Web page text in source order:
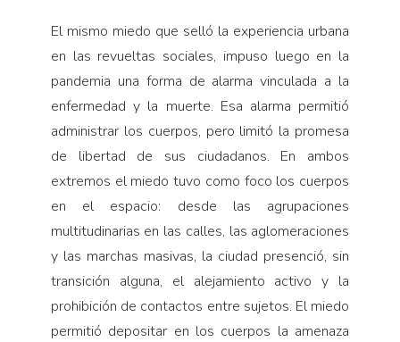
El mismo miedo que selló la experiencia urbana
en las revueltas sociales, impuso luego en la
pandemia una forma de alarma vinculada a la
enfermedad y la muerte. Esa alarma permitió
administrar los cuerpos, pero limitó la promesa
de libertad de sus ciudadanos. En ambos
extremos el miedo tuvo como foco los cuerpos
en el espacio: desde las agrupaciones
multitudinarias en las calles, las aglomeraciones
y las marchas masivas, la ciudad presenció, sin
transición alguna, el alejamiento activo y la
prohibición de contactos entre sujetos. El miedo
permitió depositar en los cuerpos la amenaza